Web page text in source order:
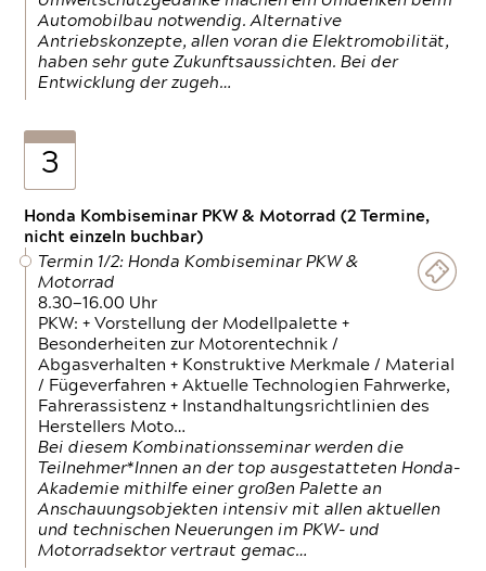
Automobilbau notwendig. Alternative
Antriebskonzepte, allen voran die Elektromobilität,
haben sehr gute Zukunftsaussichten. Bei der
Entwicklung der zugeh…
3
Honda Kombiseminar PKW & Motorrad (2 Termine,
nicht einzeln buchbar)
Termin 1/2: Honda Kombiseminar PKW &
Motorrad
8.30—16.00 Uhr
PKW: + Vorstellung der Modellpalette +
Besonderheiten zur Motorentechnik /
Abgasverhalten + Konstruktive Merkmale / Material
/ Fügeverfahren + Aktuelle Technologien Fahrwerke,
Fahrerassistenz + Instandhaltungsrichtlinien des
Herstellers Moto…
Bei diesem Kombinationsseminar werden die
Teilnehmer*Innen an der top ausgestatteten Honda-
Akademie mithilfe einer großen Palette an
Anschauungsobjekten intensiv mit allen aktuellen
und technischen Neuerungen im PKW- und
Motorradsektor vertraut gemac…